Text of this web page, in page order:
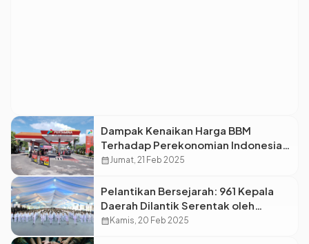
Dampak Kenaikan Harga BBM
Terhadap Perekonomian Indonesia
di 2025
calendar_monthJumat, 21 Feb 2025
Pelantikan Bersejarah: 961 Kepala
Daerah Dilantik Serentak oleh
Presiden Prabowo di Istana Negara
calendar_month Kamis, 20 Feb 2025